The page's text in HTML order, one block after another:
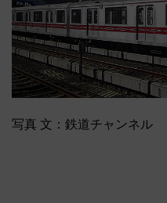
写真 文：鉄道チャンネル